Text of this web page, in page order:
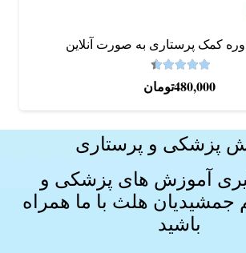
کمک پرستاری به صورت آنلاین
4.47از 5 480,000تومان
پزشکی و پرستاری
آموزش های پزشکی و
جمشیدیان هلث با ما همراه
باشید